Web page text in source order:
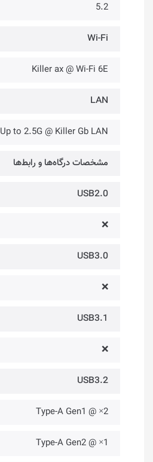
5.2
Wi-Fi
Killer ax @ Wi-Fi 6E
LAN
Up to 2.5G @ Killer Gb LAN
مشخصات درگاه‌ها و رابط‌ها
USB2.0
❌
USB3.0
❌
USB3.1
❌
USB3.2
2× @ Type-A Gen1
1× @ Type-A Gen2